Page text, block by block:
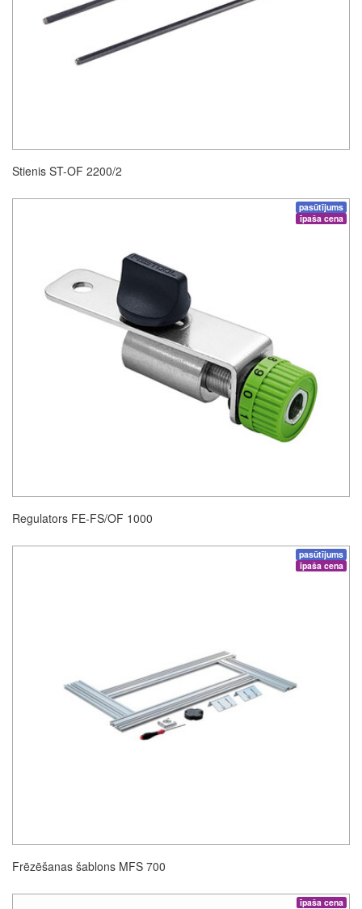
Stienis ST-OF 2200/2
pasūtījums
īpaša cena
Regulators FE-FS/OF 1000
pasūtījums
īpaša cena
Frēzēšanas šablons MFS 700
īpaša cena